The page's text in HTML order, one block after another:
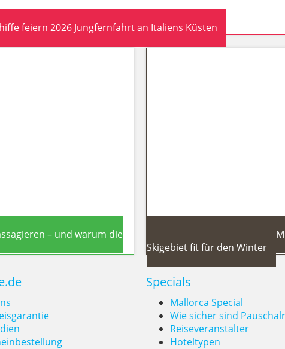
feiern 2026 Jungfernfahrt an Italiens Küsten
zeigt
– und warum die
Sierra
Sierra Nevada 2026/27:
Skigebiet fit für den Winter
Specials
Mallorca Special
Wie sicher sind
Reiseveranstalter
Hoteltypen